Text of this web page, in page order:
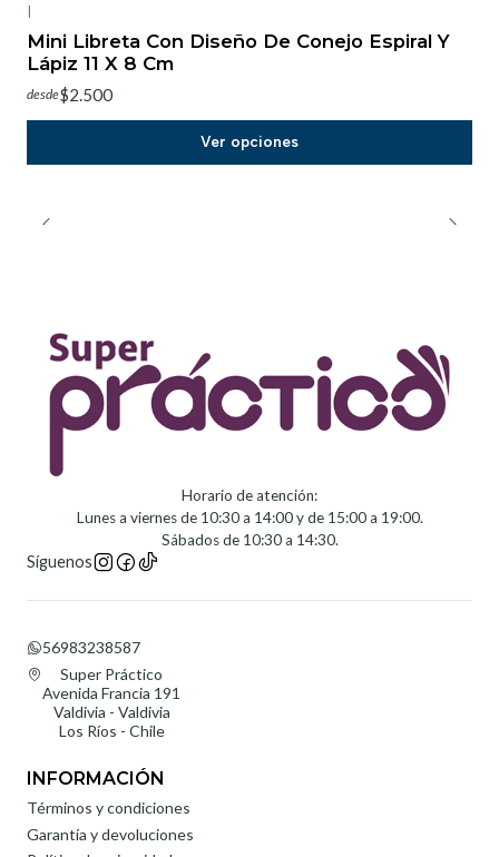
-20%
|
Mini Libreta Con Diseño De Conejo Espiral Y
Lápiz 11 X 8 Cm
desde$2.500
Ver opciones
Horario de atención:
Lunes a viernes de 10:30 a 14:00 y de 15:00 a 19:00.
Sábados de 10:30 a 14:30.
Síguenos
56983238587
Super Práctico
Avenida Francia 191
Valdivia - Valdivia
Los Ríos - Chile
INFORMACIÓN
Términos y condiciones
Garantía y devoluciones